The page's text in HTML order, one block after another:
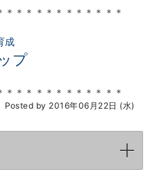
＊＊＊＊＊＊＊＊＊＊＊
成
プ
＊＊＊＊＊＊＊＊＊＊＊
Posted by 2016年06月22日 (水)